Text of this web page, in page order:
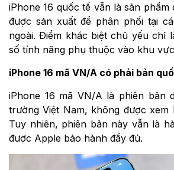
iPhone 16 quốc tế vẫn là sản
được sản xuất để phân phối tại
ngoài. Điểm khác biệt chủ yếu chỉ
số tính năng phụ thuộc vào khu
iPhone 16 mã VN/A có phải bản
iPhone 16 mã VN/A là phiên bản
trường Việt Nam, không được xem
Tuy nhiên, phiên bản này vẫn là
được Apple bảo hành đầy đủ.